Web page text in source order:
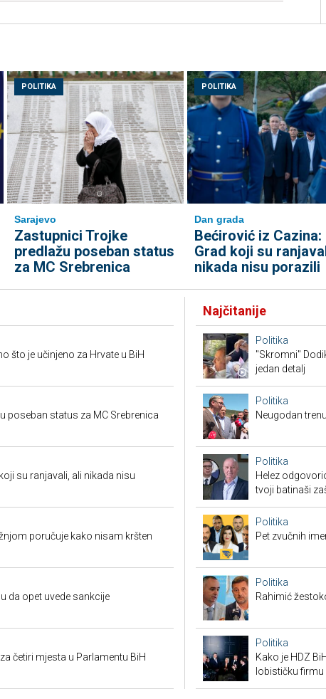
POLITIKA
Sarajevo
Zastupnici Trojke
predlažu poseban status
za MC Srebrenica
POLITIKA
Dan grada
Bećirović iz Cazina:
Grad koji su
nikada nisu porazili
što je učinjeno za Hrvate u BiH
poseban status za MC Srebrenica
su ranjavali, ali nikada nisu
poručuje kako nisam kršten
da opet uvede sankcije
četiri mjesta u Parlamentu BiH
Najčitanije
Politika
"Skromni"
jedan detalj
Politika
Neugodan
Politika
Helez
tvoji batinaši
Politika
Pet zvučnih
Politika
Rahimić
Politika
Kako je HDZ
lobističku firmu